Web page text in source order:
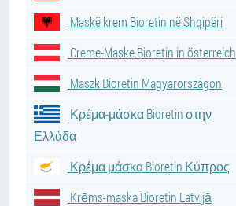
Maskë krem Bioretin në Shqipëri
Creme-Maske Bioretin in österreich
Maszk Bioretin Magyarországon
Κρέμα-μάσκα Bioretin στην
Ελλάδα
Κρέμα μάσκα Bioretin Κύπρος
Krēms-maska Bioretin Latvijā